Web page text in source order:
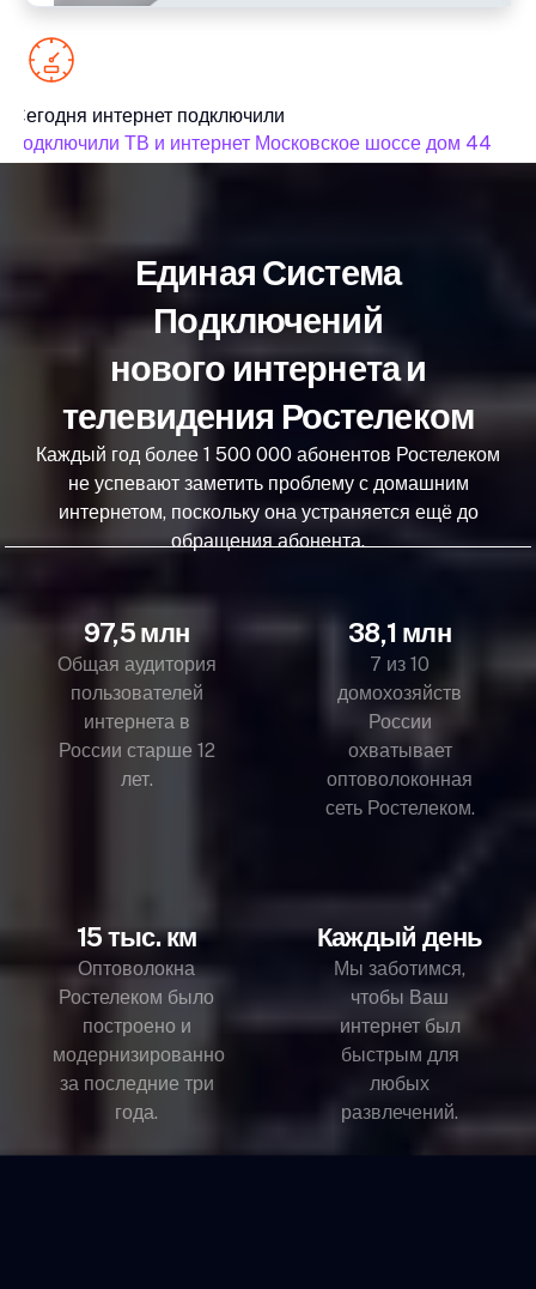
Сегодня интернет подключили
подключили ТВ и интернет Московское шоссе дом 44
Единая Система
Подключений
нового интернета и
телевидения Ростелеком
Каждый год более 1 500 000 абонентов Ростелеком
не успевают заметить проблему с домашним
интернетом, поскольку она устраняется ещё до
обращения абонента.
97,5 млн
Общая аудитория
пользователей
интернета в
России старше 12
лет.
38,1 млн
7 из 10
домохозяйств
России
охватывает
оптоволоконная
сеть Ростелеком.
15 тыс. км
Оптоволокна
Ростелеком было
построено и
модернизированно
за последние три
года.
Каждый день
Мы заботимся,
чтобы Ваш
интернет был
быстрым для
любых
развлечений.